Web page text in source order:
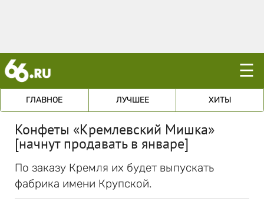
☰
ГЛАВНОЕ ЛУЧШЕЕ ХИТЫ
Конфеты «Кремлевский Мишка»
[начнут продавать в январе]
По заказу Кремля их будет выпускать
фабрика имени Крупской.